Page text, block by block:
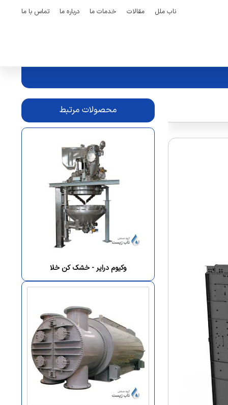
ناب ملل مقالات خدمات ما درباره ما تماس با ما
محصولات مرتبط
وکیوم درایر - خشک کن خلا